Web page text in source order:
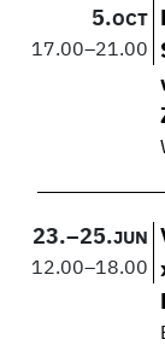
5.OCT
17.00–21.00
23.–25.JUN
12.00–18.00